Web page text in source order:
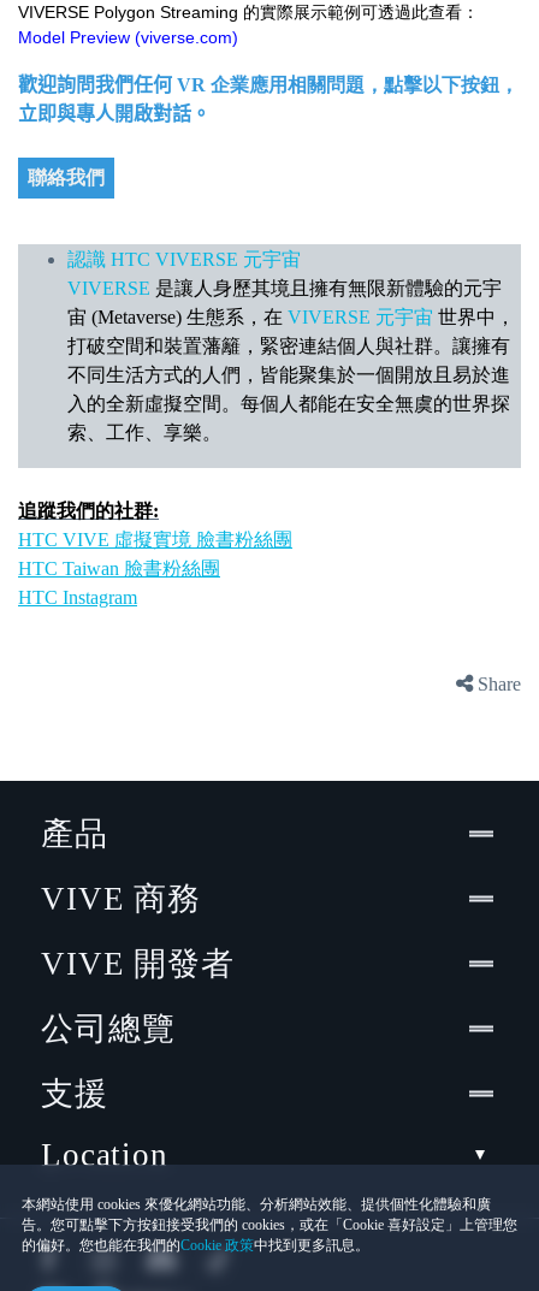
VIVERSE Polygon Streaming 的實際展示範例可透過此查看：
Model Preview (viverse.com)
歡迎詢問我們任何 VR 企業應用相關問題，點擊以下按鈕，
立即與專人開啟對話。
聯絡我們
認識 HTC VIVERSE 元宇宙
VIVERSE 是讓人身歷其境且擁有無限新體驗的元宇
宙 (Metaverse) 生態系，在 VIVERSE 元宇宙 世界中，
打破空間和裝置藩籬，緊密連結個人與社群。讓擁有
不同生活方式的人們，皆能聚集於一個開放且易於進
入的全新虛擬空間。每個人都能在安全無虞的世界探
索、工作、享樂。
追蹤我們的社群:
HTC VIVE 虛擬實境 臉書粉絲團
HTC Taiwan 臉書粉絲團
HTC Instagram
Share
本網站使用 cookies 來優化網站功能、分析網站效能、提供個性化體驗和廣
告。您可點擊下方按鈕接受我們的 cookies，或在「Cookie 喜好設定」上管理您
的偏好。您也能在我們的Cookie 政策中找到更多訊息。
產品
VIVE 商務
VIVE 開發者
公司總覽
支援
Location